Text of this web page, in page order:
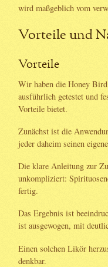
wird maßgeblich vom
Vorteile und
Vorteile
Wir haben die Honey
ausführlich getestet und
Vorteile bietet.
Zunächst ist die
jeder daheim seinen
Die klare Anleitung zur
unkompliziert:
fertig.
Das Ergebnis ist
ist ausgewogen, mit
Einen solchen Likör
denkbar.